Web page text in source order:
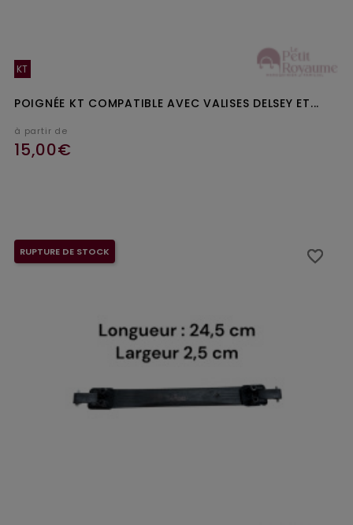
KT
POIGNÉE KT COMPATIBLE AVEC VALISES DELSEY ET...
à partir de
15,00€
RUPTURE DE STOCK favorite_border
favorite_border